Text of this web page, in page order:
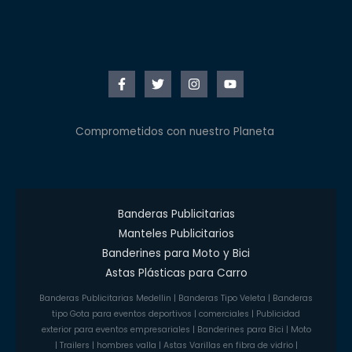
Comprometidos con nuestro Planeta
Banderas Publicitarias
Manteles Publicitarios
Banderines para Moto y Bici
Astas Plásticas para Carro
Banderas Publicitarias Medellin | Banderas Tipo Veleta | Banderas
tipo Gota para eventos deportivos | comerciales | Publicidad
exterior para eventos empresariales | Banderines para Bici | Moto
| Trailers | hombres valla | Astas Varillas en fibra de vidrio |